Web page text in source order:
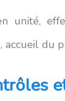
unité,
du